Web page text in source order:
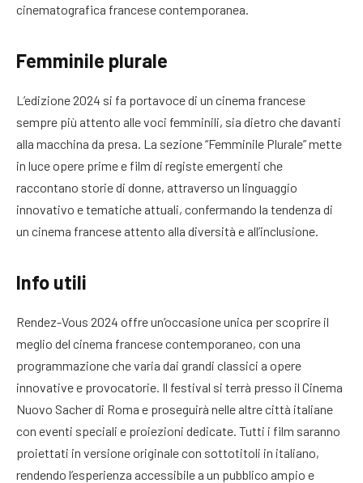
cinematografica francese contemporanea.
Femminile plurale
L’edizione 2024 si fa portavoce di un cinema francese
sempre più attento alle voci femminili, sia dietro che davanti
alla macchina da presa. La sezione “Femminile Plurale” mette
in luce opere prime e film di registe emergenti che
raccontano storie di donne, attraverso un linguaggio
innovativo e tematiche attuali, confermando la tendenza di
un cinema francese attento alla diversità e all’inclusione.
Info utili
Rendez-Vous 2024 offre un’occasione unica per scoprire il
meglio del cinema francese contemporaneo, con una
programmazione che varia dai grandi classici a opere
innovative e provocatorie. Il festival si terrà presso il Cinema
Nuovo Sacher di Roma e proseguirà nelle altre città italiane
con eventi speciali e proiezioni dedicate. Tutti i film saranno
proiettati in versione originale con sottotitoli in italiano,
rendendo l’esperienza accessibile a un pubblico ampio e